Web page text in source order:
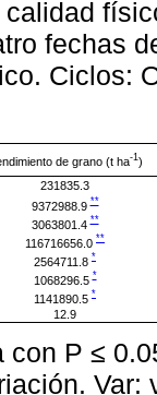
fechas
Ciclos:
de grano (t ha-1 )
231835.3
9372988.9**
3063801.4**
116716656.0 **
2564711.8 *
1068296.5*
1141890.5 *
12.9
P ≤
Var: